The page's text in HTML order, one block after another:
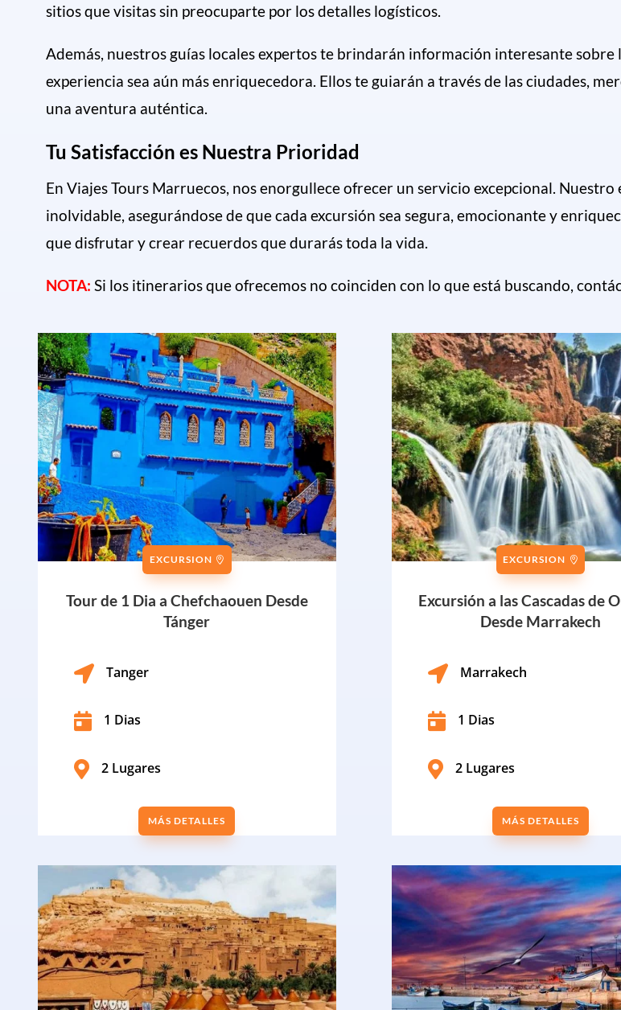
sitios que visitas sin preocuparte por los detalles logísticos.
Además, nuestros guías locales expertos te brindarán información interesante
experiencia sea aún más enriquecedora. Ellos te guiarán a través de las ciudades,
una aventura auténtica.
Tu Satisfacción es Nuestra Prioridad
En Viajes Tours Marruecos, nos enorgullece ofrecer un servicio excepcional.
inolvidable, asegurándose de que cada excursión sea segura, emocionante y
que disfrutar y crear recuerdos que durarás toda la vida.
NOTA: Si los itinerarios que ofrecemos no coinciden con lo que está buscando,
EXCURSION
Tour de 1 Dia a Chefchaouen Desde
Tánger
 Tanger
 1 Dias
 2 Lugares
MÁS DETALLES
EXCURSION
Excursión a las Cascadas de
Desde Marrakech
 Marrakech
 1 Dias
 2 Lugares
MÁS DETALLES